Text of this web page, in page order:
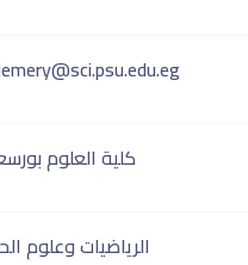
كلية العلوم
الرياضيات وعلوم